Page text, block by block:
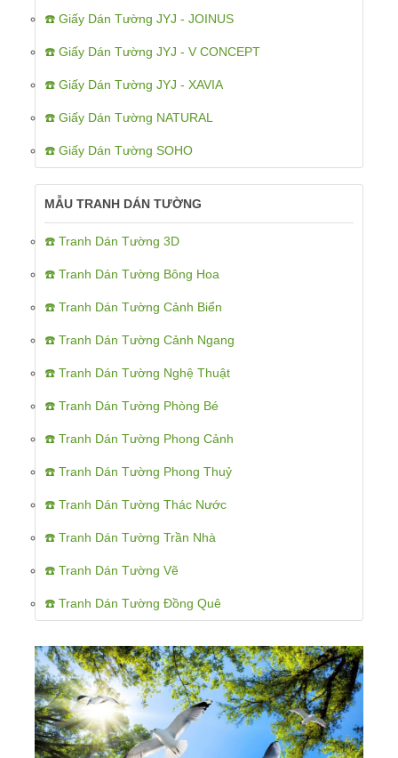
☎️ Giấy Dán Tường JYJ - JOINUS
☎️ Giấy Dán Tường JYJ - V CONCEPT
☎️ Giấy Dán Tường JYJ - XAVIA
☎️ Giấy Dán Tường NATURAL
☎️ Giấy Dán Tường SOHO
MẪU TRANH DÁN TƯỜNG
☎️ Tranh Dán Tường 3D
☎️ Tranh Dán Tường Bông Hoa
☎️ Tranh Dán Tường Cảnh Biển
☎️ Tranh Dán Tường Cảnh Ngang
☎️ Tranh Dán Tường Nghệ Thuật
☎️ Tranh Dán Tường Phòng Bé
☎️ Tranh Dán Tường Phong Cảnh
☎️ Tranh Dán Tường Phong Thuỷ
☎️ Tranh Dán Tường Thác Nước
☎️ Tranh Dán Tường Trần Nhà
☎️ Tranh Dán Tường Vẽ
☎️ Tranh Dán Tường Đồng Quê